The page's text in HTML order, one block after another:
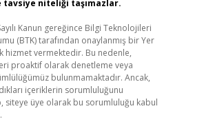
tavsiye niteliği taşımazlar.
Kanun gereğince Bilgi Teknolojileri
(BTK) tarafından onaylanmış bir Yer
hizmet vermektedir. Bu nedenle,
proaktif olarak denetleme veya
bulunmamaktadır. Ancak,
içeriklerin sorumluluğunu
siteye üye olarak bu sorumluluğu kabul